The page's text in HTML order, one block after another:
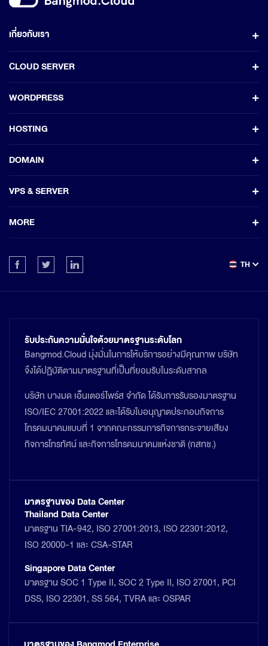
เกี่ยวกับเรา
CLOUD SERVER
WORDPRESS
HOSTING
DOMAIN
VPS & SERVER
MORE
TH
รับประกันความมั่นใจด้วยมาตรฐานระดับโลก
Bangmod.Cloud มุ่งมั่นในการให้บริการอย่างมีคุณภาพ บริษัท
จึงได้ปฏิบัติตามมาตรฐานที่เป็นที่ยอมรับในระดับสากล
บริษัท บางมด เอ็นเตอร์ไพร์ส จำกัด ได้รับการรับรองมาตรฐาน
ISO/IEC 27001:2022 และได้รับใบอนุญาตประกอบกิจการ
โทรคมนาคมแบบที่ 1 จากคณะกรรมการกิจการกระจายเสียง
กิจการโทรทัศน์ และกิจการโทรคมนาคมแห่งชาติ (กสทช.)
มาตรฐานของ Data Center
Thailand Data Center
มาตรฐาน TIA-942, ISO 27001:2013, ISO 22301:2012,
ISO 20000-1 และ CSA-STAR
Singapore Data Center
มาตรฐาน SOC 1 Type II, SOC 2 Type II, ISO 27001, PCI
DSS, ISO 22301, SS 564, TVRA และ OSPAR